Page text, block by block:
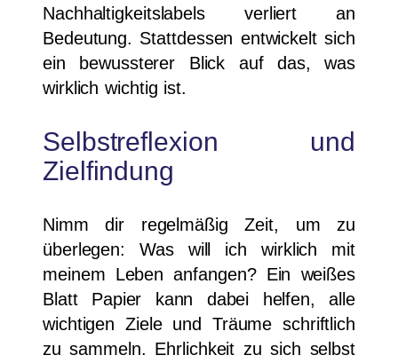
Nachhaltigkeitslabels verliert an
Bedeutung. Stattdessen entwickelt sich
ein bewussterer Blick auf das, was
wirklich wichtig ist.
Selbstreflexion und
Zielfindung
Nimm dir regelmäßig Zeit, um zu
überlegen: Was will ich wirklich mit
meinem Leben anfangen? Ein weißes
Blatt Papier kann dabei helfen, alle
wichtigen Ziele und Träume schriftlich
zu sammeln. Ehrlichkeit zu sich selbst